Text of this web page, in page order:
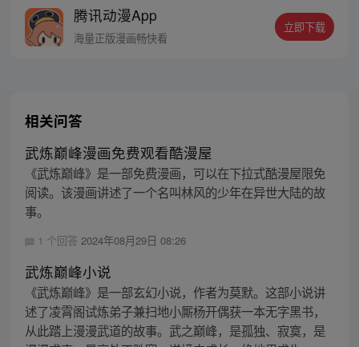
名震古今，问一声：王侯将相，宁有种乎！
腾讯动漫App
海量正版漫画畅快看
立即下载
相关问答
武炼巅峰漫画免费观看酷漫屋
《武炼巅峰》是一部免费漫画，可以在下拉式酷漫屋限免
阅读。该漫画讲述了一个名叫林风的少年在异世大陆的故
事。
1 个回答 2024年08月29日 08:26
武炼巅峰小说
《武炼巅峰》是一部玄幻小说，作者为莫默。这部小说讲
述了凌霄阁试炼弟子兼扫地小厮杨开偶获一本无字黑书，
从此踏上漫漫武道的故事。武之巅峰，是孤独、寂寞，是